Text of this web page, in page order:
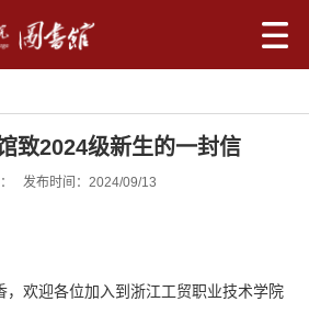
致2024级新生的一封信
发布时间：2024/09/13
，欢迎各位加入到浙江工贸职业技术学院